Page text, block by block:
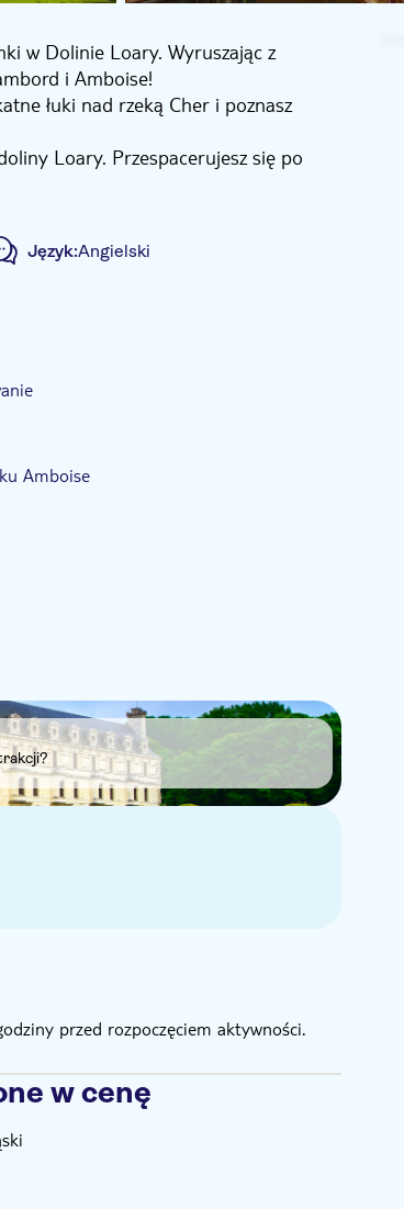
w Dolinie Loary. Wyruszając z
i Amboise!
łuki nad rzeką Cher i poznasz
Loary. Przespacerujesz się po
i setkach oszałamiających
DaVinci i zwiedzisz uroczą
Język:Angielski
Amboise
przed rozpoczęciem aktywności.
w cenę